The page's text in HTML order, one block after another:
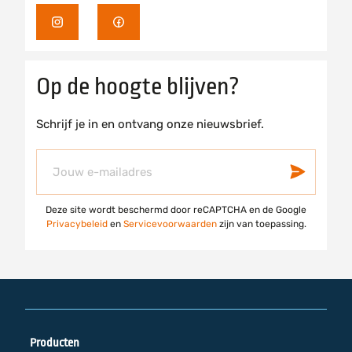
I
t
g
r
a
F
e
o
o
k
Op de hoogte blijven?
Schrijf je in en ontvang onze nieuwsbrief.
op
onze
Deze site wordt beschermd door reCAPTCHA en de Google
Privacybeleiden Servicevoorwaardenzijn van toepassing.
Producten